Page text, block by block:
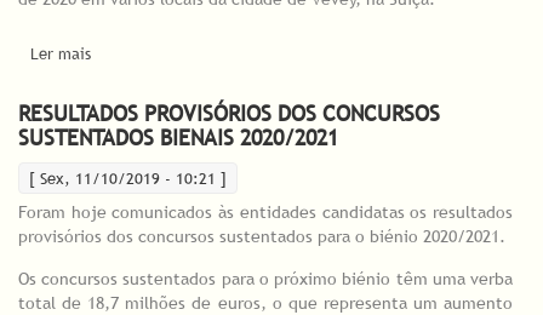
Ler mais
RESULTADOS PROVISÓRIOS DOS CONCURSOS
SUSTENTADOS BIENAIS 2020/2021
[ Sex, 11/10/2019 - 10:21 ]
Foram hoje comunicados às entidades candidatas os resultados
provisórios dos concursos sustentados para o biénio 2020/2021.
Os concursos sustentados para o próximo biénio têm uma verba
total de 18,7 milhões de euros, o que representa um aumento